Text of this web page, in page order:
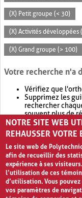
(X) Petit groupe (< 30)
(X) Activités développées
(X) Grand groupe (> 100)
Votre recherche n'a
Vérifiez que
Supprimez les
rechercher
souvent plus de
Envisagez
retournera
NOTRE SITE WEB
REHAUSSER VOTRE
Le site web de
afin de recueillir des
expérience à ses
l’utilisation de ces
d’utilisation. Vous
vos paramètres de